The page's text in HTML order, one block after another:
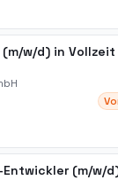
(m/w/d) in Vollzeit
Entwickler (m/w/